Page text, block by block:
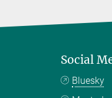
Social
Bluesky